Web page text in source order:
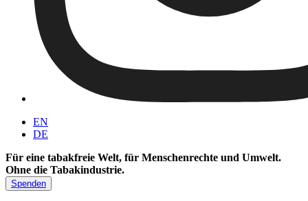
EN
DE
Für eine tabakfreie Welt, für Menschenrechte und Umwelt.
Ohne die Tabakindustrie.
Spenden